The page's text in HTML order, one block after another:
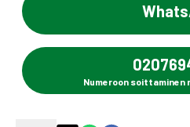
Numeroon soittaminen